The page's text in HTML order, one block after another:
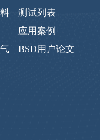
测试列表
应用案例
BSD用户论文